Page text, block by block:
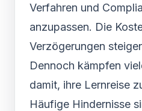
Verfahren und
anzupassen. Die
Verzögerungen
Dennoch kämpfen
damit, ihre Lernreise
Häufige Hindernisse